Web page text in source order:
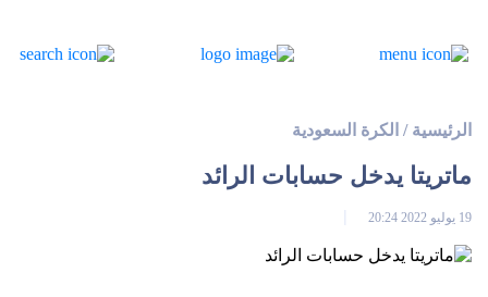
الرئيسية / الكرة السعودية
ماتريتا يدخل حسابات الرائد
19 يوليو 2022 20:24